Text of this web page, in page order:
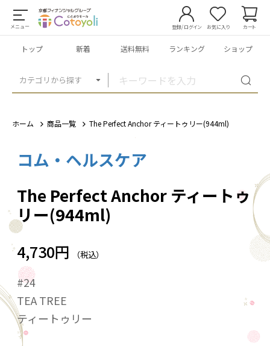
メニュー
カテゴリから探す
登録/ログイン お気に入り カート
トップ 新着 送料無料 ランキング ショップ
ホーム 商品一覧 The Perfect Anchor ティートゥリー(944ml)
コム・ヘルスケア
The Perfect Anchor ティートゥ
リー(944ml)
4,730円 （税込）
#24
TEA TREE
ティートゥリー